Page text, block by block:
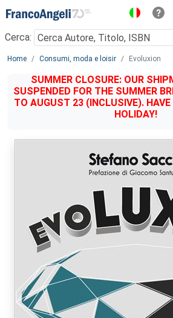
Menu
Cerca:
Main content
Home Consumi, moda e loisir Evoluxion
SUMMER CLOSURE: OUR
SUSPENDED FOR THE SUMMER
TO AUGUST 23 (INCLUSIVE).
HOLIDAY!